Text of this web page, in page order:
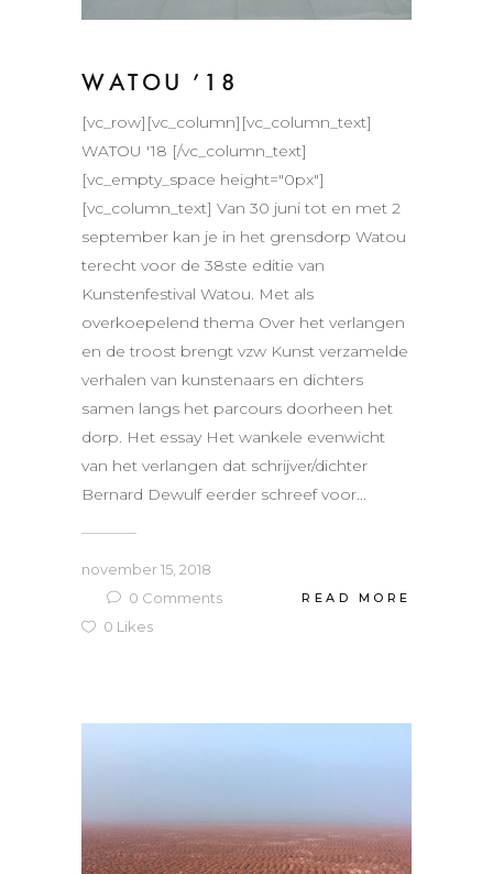
WATOU ’18
[vc_row][vc_column][vc_column_text]
WATOU '18 [/vc_column_text]
[vc_empty_space height="0px"]
[vc_column_text] Van 30 juni tot en met 2
september kan je in het grensdorp Watou
terecht voor de 38ste editie van
Kunstenfestival Watou. Met als
overkoepelend thema Over het verlangen
en de troost brengt vzw Kunst verzamelde
verhalen van kunstenaars en dichters
samen langs het parcours doorheen het
dorp. Het essay Het wankele evenwicht
van het verlangen dat schrijver/dichter
Bernard Dewulf eerder schreef voor...
november 15, 2018
0 Comments
0 Likes
READ MORE